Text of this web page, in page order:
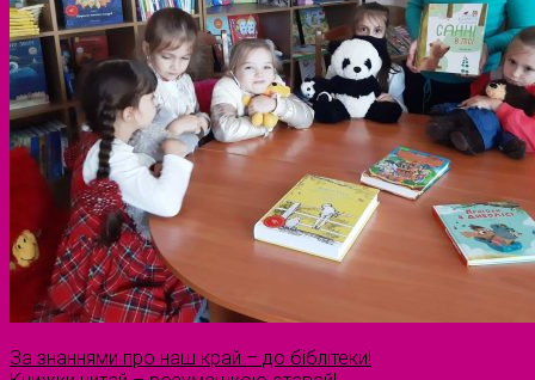
За знаннями про наш край – до біблітеки!